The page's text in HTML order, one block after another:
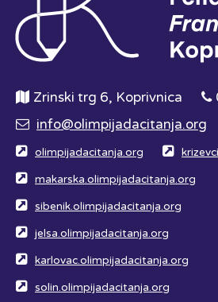
Zrinski trg 6, Koprivnica
info@olimpijadacitanja.org
olimpijadacitanja.org
makarska.olimpijadacitanja.org
sibenik.olimpijadacitanja.org
jelsa.olimpijadacitanja.org
karlovac.olimpijadacitanja.org
solin.olimpijadacitanja.org